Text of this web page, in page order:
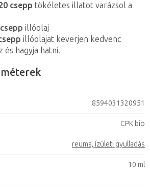
csepp tökéletes illatot varázsol a
illóolaj
illóolajat keverjen kedvenc
és hagyja hatni.
8594031320951
CPK bio
reuma, ízületi gyulladás
10 ml